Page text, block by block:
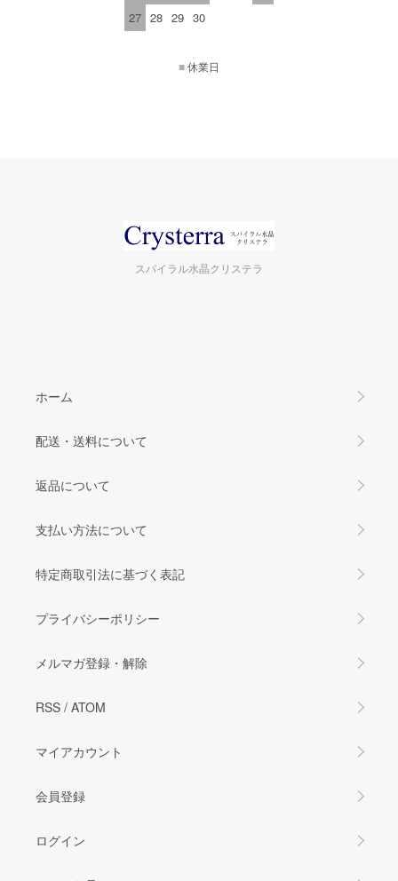
27 28 29 30
■休業日
スパイラル水晶クリステラ
ホーム
配送・送料について
返品について
支払い方法について
特定商取引法に基づく表記
プライバシーポリシー
メルマガ登録・解除
RSS / ATOM
マイアカウント
会員登録
ログイン